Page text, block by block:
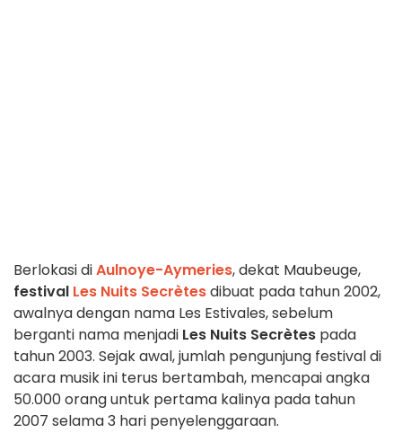
Berlokasi diAulnoye-Aymeries, dekat Maubeuge,
festival Les Nuits Secrètesdibuat pada tahun 2002,
awalnya dengan nama Les Estivales, sebelum
berganti nama menjadi Les Nuits Secrètes pada
tahun 2003. Sejak awal, jumlah pengunjung festival di
acara musik ini terus bertambah, mencapai angka
50.000 orang untuk pertama kalinya pada tahun
2007 selama 3 hari penyelenggaraan.